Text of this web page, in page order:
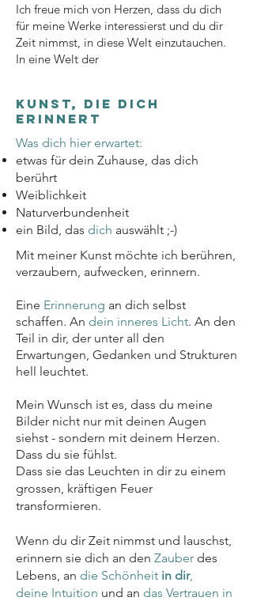
Ich freue mich von Herzen, dass du dich
für meine Werke interessierst und du dir
Zeit nimmst, in diese Welt einzutauchen.
In eine Welt der
KUNST, DIE DICH
ERINNERT
Was dich hier erwartet:
etwas für dein Zuhause, das dich
berührt
Weiblichkeit
Naturverbundenheit
ein Bild, das dich auswählt ;-)
Mit meiner Kunst möchte ich berühren,
verzaubern, aufwecken, erinnern.
Eine Erinnerung an dich selbst
schaffen. An dein inneres Licht. An den
Teil in dir, der unter all den
Erwartungen, Gedanken und Strukturen
hell leuchtet.
Mein Wunsch ist es, dass du meine
Bilder nicht nur mit deinen Augen
siehst - sondern mit deinem Herzen.
Dass du sie fühlst.
Dass sie das Leuchten in dir zu einem
grossen, kräftigen Feuer
transformieren.
Wenn du dir Zeit nimmst und lauschst,
erinnern sie dich an den Zauber des
Lebens, an die Schönheit in dir,
deine Intuition und an das Vertrauen in